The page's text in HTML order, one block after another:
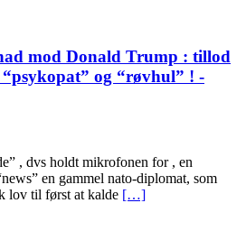
mod Donald Trump : tillod
og “røvhul” ! -
, dvs holdt mikrofonen for , en
en gammel nato-diplomat, som
lov til først at kalde […]